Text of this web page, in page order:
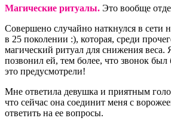
Магические ритуалы. Это вообще
Совершено случайно наткнулся в сети
в 25 поколении :), которая, среди
магический ритуал для снижения веса.
позвонил ей, тем более, что звонок
это предусмотрели!
Мне ответила девушка и приятным
что сейчас она соединит меня с
ответить на ее вопросы.